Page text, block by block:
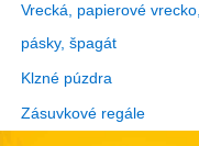
Vrecká, papierové
pásky, špagát
Klzné púzdra
Zásuvkové regále